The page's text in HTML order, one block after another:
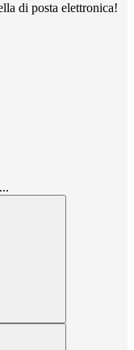
di posta elettronica!